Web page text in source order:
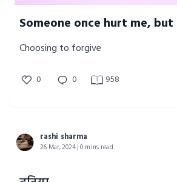
Choosing to forgive
0 0 958
rashi sharma
26 Mar, 2024 | 0 mins read